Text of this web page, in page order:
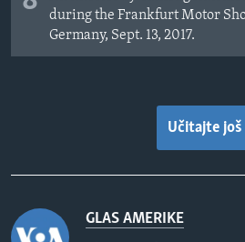
during the Frankfurt Motor
Germany, Sept. 13, 2017.
Učitajte još
GLAS AMERIKE